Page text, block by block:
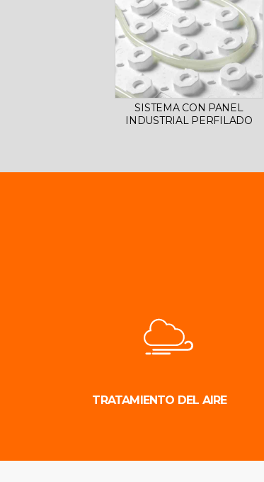
SISTEMA CON PANEL
INDUSTRIAL PERFILADO
TRATAMIENTO DEL AIRE